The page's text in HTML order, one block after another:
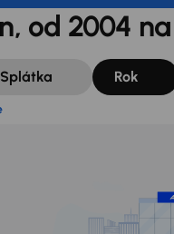
od 2004
Splátka Rok